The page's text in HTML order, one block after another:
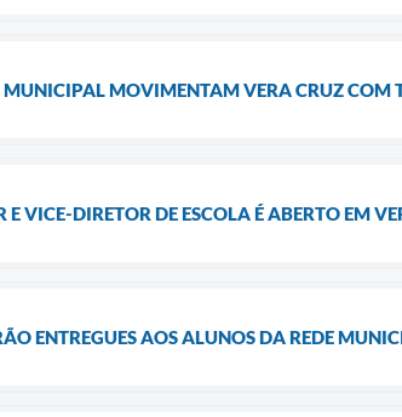
MUNICIPAL MOVIMENTAM VERA CRUZ
E VICE-DIRETOR DE ESCOLA É ABERTO EM
ENTREGUES AOS ALUNOS DA REDE